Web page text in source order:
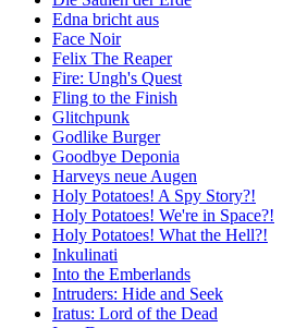
Edna bricht aus
Face Noir
Felix The Reaper
Fire: Ungh's Quest
Fling to the Finish
Glitchpunk
Godlike Burger
Goodbye Deponia
Harveys neue Augen
Holy Potatoes! A Spy Story?!
Holy Potatoes! We're in Space?!
Holy Potatoes! What the Hell?!
Inkulinati
Into the Emberlands
Intruders: Hide and Seek
Iratus: Lord of the Dead